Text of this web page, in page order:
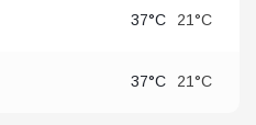
37°C 21°C
37°C 21°C